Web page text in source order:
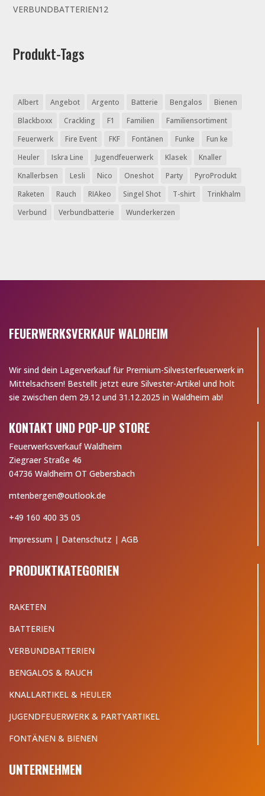
Produkte
VERBUNDBATTERIEN12
Produkt-Tags
Albert Angebot Argento Batterie Bengalos
Bienen
Blackboxx
Crackling F1 Familien
Familiensortiment
Feuerwerk
Fire Event FKF Fontänen Funke
Fun ke
Heuler
Iskra Line Jugendfeuerwerk Klasek
Knaller
Knallerbsen
Lesli Nico Oneshot Party
PyroProdukt
Raketen
Rauch RIAkeo Singel Shot T-shirt
Trinkhalm
Verbund
Verbundbatterie Wunderkerzen
FEUERWERKSVERKAUF WALDHEIM
Wir sind dein Lagerverkauf für Premium-Silvesterfeuerwerk in
Mittelsachsen! Bestellt jetzt eure Silvester-Artikel und holt
sie zwischen dem 29.12 und 31.12.2025 in Waldheim ab!
KONTAKT UND POP-UP STORE
Feuerwerksverkauf Waldheim
Ziegraer Straße 46
04736 Waldheim OT Gebersbach
mtenbergen@outlook.de
+49 160 400 35 05
Impressum | Datenschutz |AGB
PRODUKTKATEGORIEN
RAKETEN
BATTERIEN
VERBUNDBATTERIEN
BENGALOS & RAUCH
KNALLARTIKEL & HEULER
JUGENDFEUERWERK & PARTYARTIKEL
FONTÄNEN & BIENEN
UNTERNEHMEN